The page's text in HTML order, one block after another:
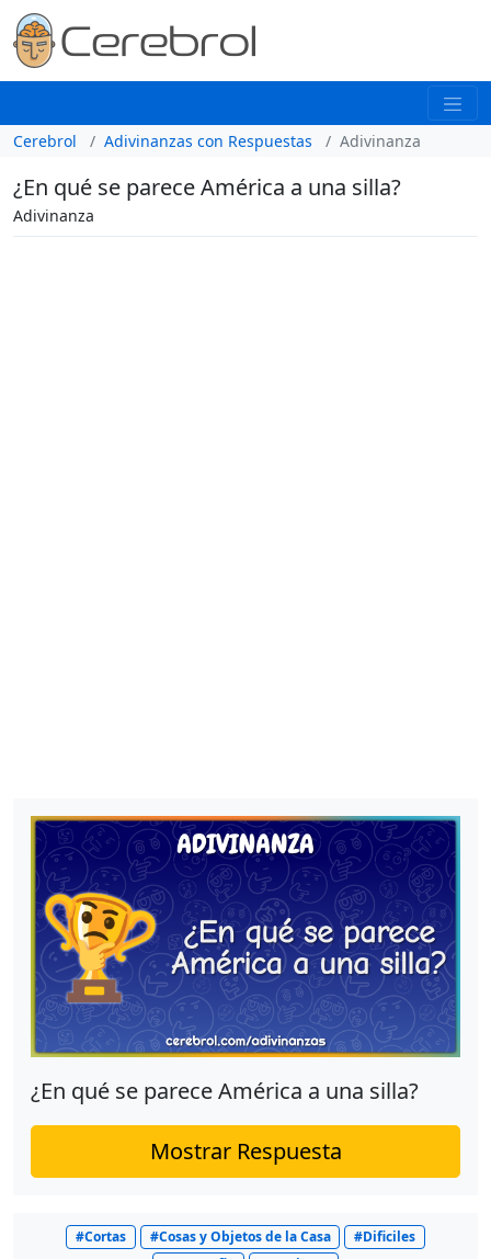
Cerebrol Adivinanzas con Respuestas Adivinanza
¿En qué se parece América a una silla?
Adivinanza
¿En qué se parece América a una silla?
Mostrar Respuesta
#Cortas #Cosas y Objetos de la Casa
#Dificiles